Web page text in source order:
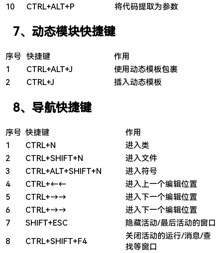
10
CTRL+ALT+P 将代码提取为参数
7、动态模块快捷键
序号 快捷键
作用
1
CTRL+ALT+J
使用动态模板包裹
2
CTRL+J 插入动态模板
8、导航快捷键
序号 快捷键
作用
1
CTRL+N
进入类
2
CTRL+SHIFT+N
进入文件
3
CTRL+ALT+SHIFT+N
进入符号
4
CTRL+←←
进入上一个编辑位置
5
CTRL+→→
进入下一个编辑位置
6
CTRL+→→
进入下一个编辑位置
7
SHIFT+ESC
隐藏活动/最后活动的窗口
8
CTRL+SHIFT+F4
关闭活动的运行/消息/查
找等窗口